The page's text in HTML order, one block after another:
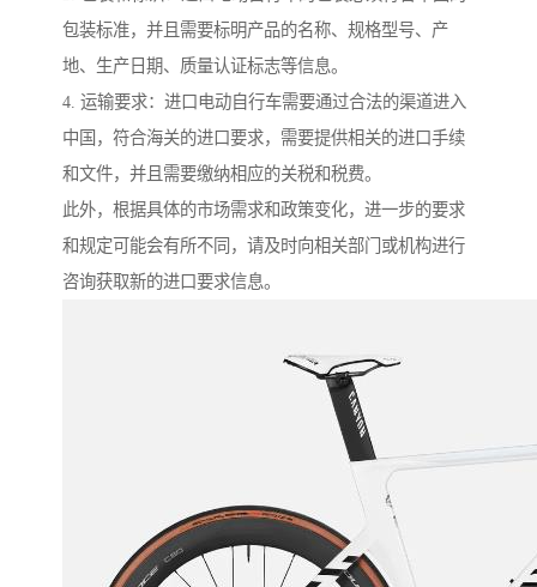
包装标准，并且需要标明产品的名称、规格型号、产
地、生产日期、质量认证标志等信息。
4. 运输要求：进口电动自行车需要通过合法的渠道进入
中国，符合海关的进口要求，需要提供相关的进口手续
和文件，并且需要缴纳相应的关税和税费。
此外，根据具体的市场需求和政策变化，进一步的要求
和规定可能会有所不同，请及时向相关部门或机构进行
咨询获取新的进口要求信息。